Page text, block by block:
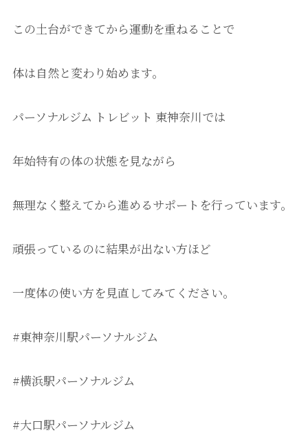
この土台ができてから運動を重ねることで
体は自然と変わり始めます。
パーソナルジム トレビット 東神奈川では
年始特有の体の状態を見ながら
無理なく整えてから進めるサポートを行っています。
頑張っているのに結果が出ない方ほど
一度体の使い方を見直してみてください。
#東神奈川駅パーソナルジム
#横浜駅パーソナルジム
#大口駅パーソナルジム